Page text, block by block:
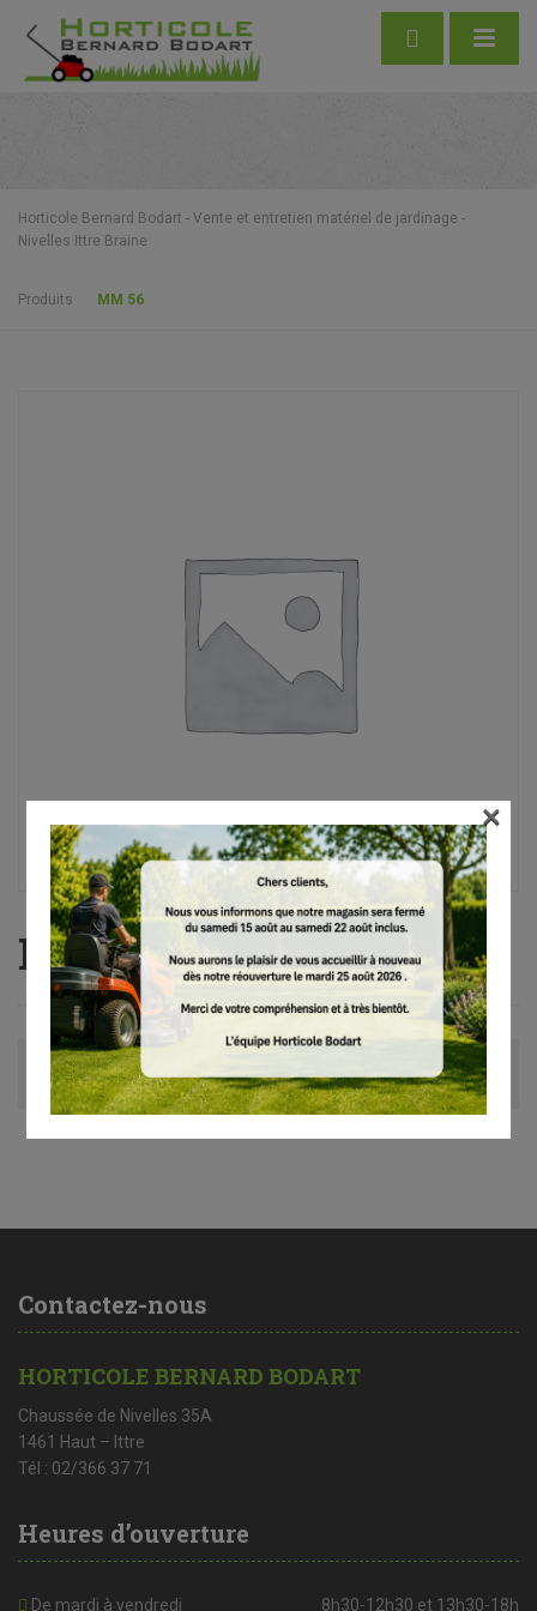
Horticole Bernard Bodart - Vente et entretien matériel de jardinage -
Nivelles Ittre Braine
Produits MM 56
MM 56
Avis (0)
Contactez-nous
HORTICOLE BERNARD BODART
Chaussée de Nivelles 35A
1461 Haut – Ittre
Tél : 02/366 37 71
Heures d’ouverture
De mardi à vendredi 8h30-12h30 et 13h30-18h
×